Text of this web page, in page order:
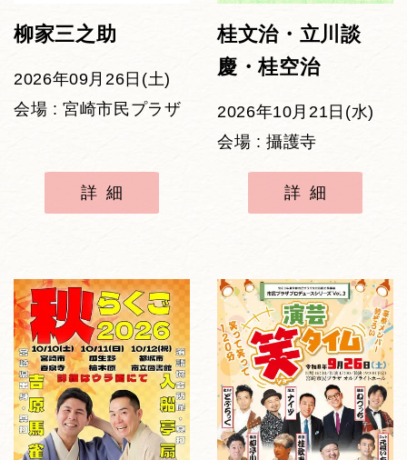
柳家三之助
2026年09月26日(土)
会場 : 宮崎市民プラザ
詳細
桂文治・立川談
慶・桂空治
2026年10月21日(水)
会場 : 攝護寺
詳細